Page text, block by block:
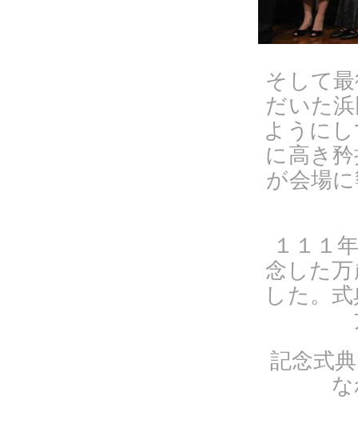
そして
だいた
ように
に高き
が会場
１１１
念した
した。
記念式